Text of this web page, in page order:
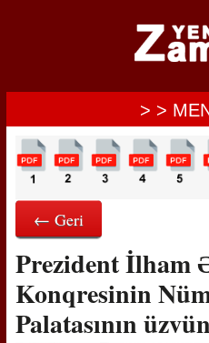
> >
← Geri
Prezident İlham
Konqresinin
Palatasının